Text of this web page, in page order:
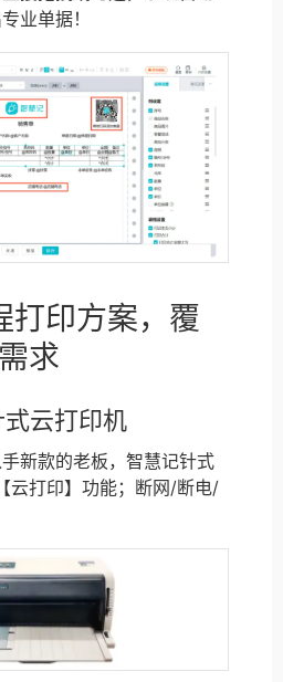
业单据！
打印方案，覆
求
云打印机
新款的老板，智慧记针式
云打印】功能；断网/断电/